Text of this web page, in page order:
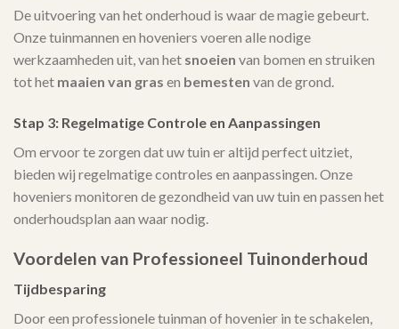
De uitvoering van het onderhoud is waar de magie gebeurt.
Onze tuinmannen en hoveniers voeren alle nodige
werkzaamheden uit, van het snoeien van bomen en struiken
tot het maaien van gras en bemesten van de grond.
Stap 3: Regelmatige Controle en Aanpassingen
Om ervoor te zorgen dat uw tuin er altijd perfect uitziet,
bieden wij regelmatige controles en aanpassingen. Onze
hoveniers monitoren de gezondheid van uw tuin en passen het
onderhoudsplan aan waar nodig.
Voordelen van Professioneel Tuinonderhoud
Tijdbesparing
Door een professionele tuinman of hovenier in te schakelen,